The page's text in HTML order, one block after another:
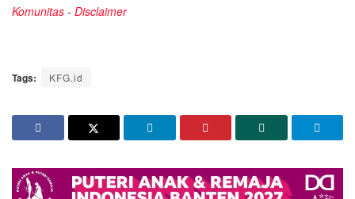
Komunitas - Disclaimer
Tags: KFG.id